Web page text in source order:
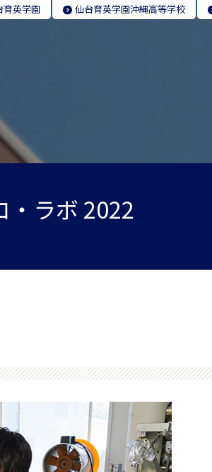
育英学園 仙台育英学園沖縄高等学校
・ラボ 2022